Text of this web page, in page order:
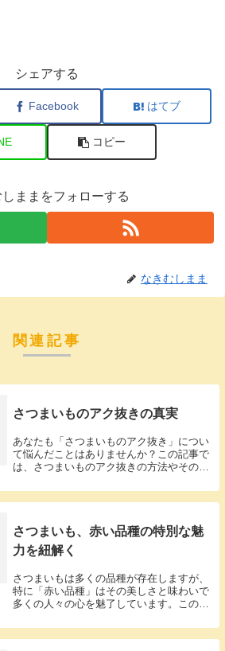
シェアする
Facebook はてブ
コピー
ままをフォローする
なきむしまま
関連記事
さつまいものアク抜きの真実
あなたも「さつまいものアク抜き」につい
て悩んだことはありませんか？この記事で
は、さつまいものアク抜きの方法やその理
いて深く掘り下げていきます。さつまいも
の美味しさを最大限に引き出すための情報
さつまいも、赤い品種の特別な魅
力を紐解く
さつまいもは多くの品種が存在しますが、
特に「赤い品種」はその美しさと味わいで
多くの人々の心を魅了しています。この記
実際に体験した感想を深く掘り下げてご紹
介します。赤いさつまいもの特徴赤いさつ